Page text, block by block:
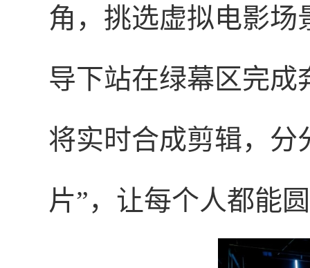
角，挑选虚拟电影
导下站在绿幕区完
将实时合成剪辑，分
片”，让每个人都能